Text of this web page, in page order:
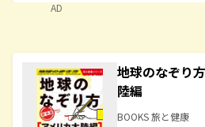
AD
地球のなぞり
陸編
BOOKS 旅と健康